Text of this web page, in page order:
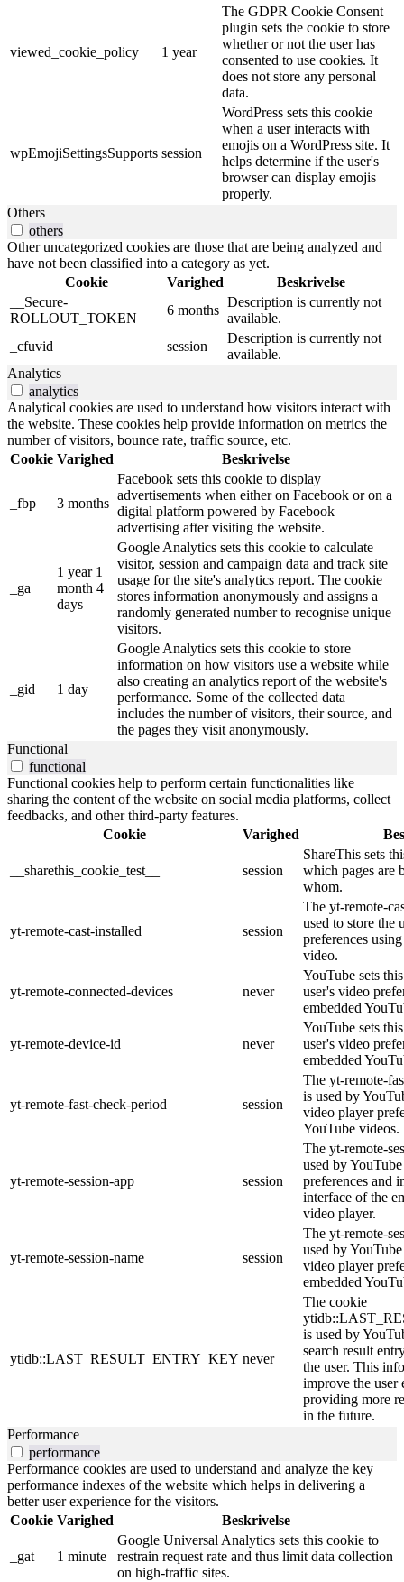
viewed_cookie_policy 1 year
The GDPR Cookie Consent
plugin sets the cookie to store
whether or not the user has
consented to use cookies. It
does not store any personal
data.
wpEmojiSettingsSupports session
WordPress sets this cookie
when a user interacts with
emojis on a WordPress site. It
helps determine if the user's
browser can display emojis
properly.
Others
others
Other uncategorized cookies are those that are being analyzed and
have not been classified into a category as yet.
Cookie
Varighed
Beskrivelse
__Secure-
ROLLOUT_TOKEN
6 months
Description is currently not
available.
_cfuvid
session
Description is currently not
available.
Analytics
analytics
Analytical cookies are used to understand how visitors interact with
the website. These cookies help provide information on metrics the
number of visitors, bounce rate, traffic source, etc.
Cookie Varighed Beskrivelse
_fbp 3 months
Facebook sets this cookie to display
advertisements when either on Facebook or on a
digital platform powered by Facebook
advertising after visiting the website.
_ga
1 year 1
month 4
days
Google Analytics sets this cookie to calculate
visitor, session and campaign data and track site
usage for the site's analytics report. The cookie
stores information anonymously and assigns a
randomly generated number to recognise unique
visitors.
_gid 1 day
Google Analytics sets this cookie to store
information on how visitors use a website while
also creating an analytics report of the website's
performance. Some of the collected data
includes the number of visitors, their source, and
the pages they visit anonymously.
Functional
functional
Functional cookies help to perform certain functionalities like
sharing the content of the website on social media platforms, collect
feedbacks, and other third-party features.
Cookie
Varighed
__sharethis_cookie_test__ session
ShareThis sets
which pages are
whom.
yt-remote-cast-installed session
The yt-remote-
used to store the
preferences
video.
yt-remote-connected-devices never
YouTube sets
user's video
embedded
yt-remote-device-id never
YouTube sets
user's video
embedded
yt-remote-fast-check-period session
The yt-remote-
is used by
video player
YouTube videos.
yt-remote-session-app session
The yt-remote-
used by
preferences and
interface of the
video player.
yt-remote-session-name session
The yt-remote-
used by
video player
embedded
ytidb::LAST_RESULT_ENTRY_KEY never
The cookie
is used by
search result
the user. This
improve the user
providing more
in the future.
Performance
performance
Performance cookies are used to understand and analyze the key
performance indexes of the website which helps in delivering a
better user experience for the visitors.
Cookie Varighed Beskrivelse
_gat 1 minute
Google Universal Analytics sets this cookie to
restrain request rate and thus limit data collection
on high-traffic sites.